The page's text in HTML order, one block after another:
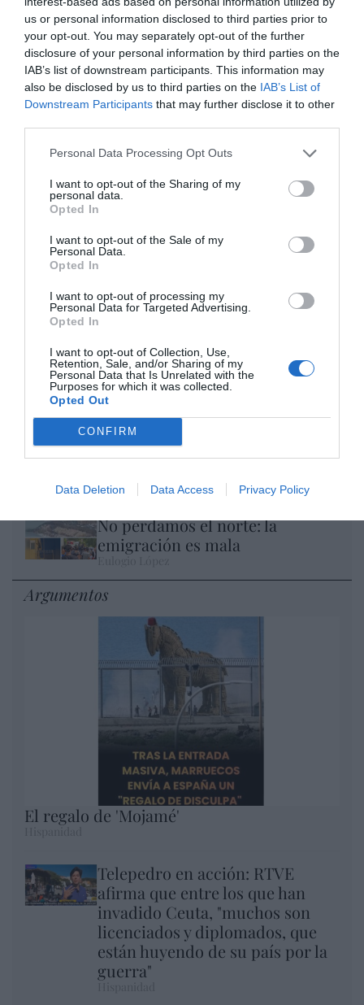
us or personal information disclosed to third parties prior to
your opt-out. You may separately opt-out of the further
disclosure of your personal information by third parties on the
IAB’s list of downstream participants. This information may
also be disclosed by us to third parties on the IAB’s List of
Downstream Participants that may further disclose it to other
Personal Data Processing Opt Outs
I want to opt-out of the Sharing of my
personal data.
Opted In
I want to opt-out of the Sale of my
Personal Data.
Opted In
I want to opt-out of processing my
Personal Data for Targeted Advertising.
Opted In
I want to opt-out of Collection, Use,
Retention, Sale, and/or Sharing of my
Personal Data that Is Unrelated with the
Purposes for which it was collected.
Opted Out
CONFIRM
Data Deletion Data Access Privacy Policy
por Redacción
Artículos anteriores
Opinión
Enormes minucias
por Eulogio López
El IBEX 35 cerró la sesión del miércoles en
los 20.057 puntos, un nuevo récord
Eulogio López
Ceuta. Nuestra Señora de África:
Eulogio López
No perdamos el norte: la
emigración es mala
Argumentos
El regalo de 'Mojamé'
Telepedro en acción: RTVE
afirma que entre los que han
invadido Ceuta, "muchos son
licenciados y diplomados, que
están huyendo de su país por la
guerra"